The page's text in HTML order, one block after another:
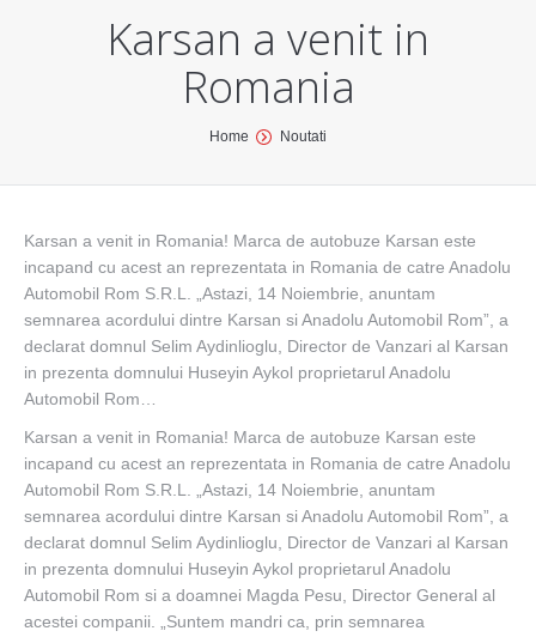
Karsan a venit in
Romania
Home Noutati
Karsan a venit in Romania! Marca de autobuze Karsan este
incapand cu acest an reprezentata in Romania de catre Anadolu
Automobil Rom S.R.L. „Astazi, 14 Noiembrie, anuntam
semnarea acordului dintre Karsan si Anadolu Automobil Rom”, a
declarat domnul Selim Aydinlioglu, Director de Vanzari al Karsan
in prezenta domnului Huseyin Aykol proprietarul Anadolu
Automobil Rom…
Karsan a venit in Romania! Marca de autobuze Karsan este
incapand cu acest an reprezentata in Romania de catre Anadolu
Automobil Rom S.R.L. „Astazi, 14 Noiembrie, anuntam
semnarea acordului dintre Karsan si Anadolu Automobil Rom”, a
declarat domnul Selim Aydinlioglu, Director de Vanzari al Karsan
in prezenta domnului Huseyin Aykol proprietarul Anadolu
Automobil Rom si a doamnei Magda Pesu, Director General al
acestei companii. „Suntem mandri ca, prin semnarea